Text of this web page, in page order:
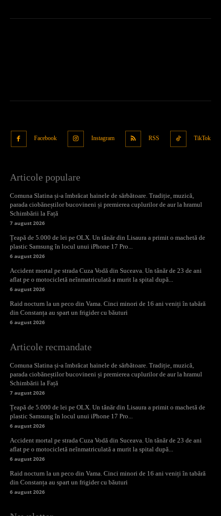
Facebook Instagram RSS TikTok
Articole populare
Comuna Slatina și-a îmbrăcat hainele de sărbătoare. Tradiție, muzică,
parada ciobăneștilor bucovineni și premierea cuplurilor de aur la hramul
Schimbării la Față
7 august 2026
Țeapă de 5.000 de lei pe OLX. Un tânăr din Lisaura a primit o machetă de
plastic Samsung în locul unui iPhone 17 Pro...
6 august 2026
Accident mortal pe strada Cuza Vodă din Suceava. Un tânăr de 23 de ani
aflat pe o motocicletă neînmatriculată a murit la spital după...
6 august 2026
Raid nocturn la un peco din Vama. Cinci minori de 16 ani veniți în tabără
din Constanța au spart un frigider cu băuturi
6 august 2026
Articole recmandate
Comuna Slatina și-a îmbrăcat hainele de sărbătoare. Tradiție, muzică,
parada ciobăneștilor bucovineni și premierea cuplurilor de aur la hramul
Schimbării la Față
7 august 2026
Țeapă de 5.000 de lei pe OLX. Un tânăr din Lisaura a primit o machetă de
plastic Samsung în locul unui iPhone 17 Pro...
6 august 2026
Accident mortal pe strada Cuza Vodă din Suceava. Un tânăr de 23 de ani
aflat pe o motocicletă neînmatriculată a murit la spital după...
6 august 2026
Raid nocturn la un peco din Vama. Cinci minori de 16 ani veniți în tabără
din Constanța au spart un frigider cu băuturi
6 august 2026